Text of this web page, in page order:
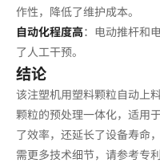
作性，降低了维护成本。
自动化程度高：电动推杆和
了人工干预。
结论
该注塑机用塑料颗粒自动上
颗粒的预处理一体化，适用
了效率，还延长了设备寿命
需更多技术细节，请参考专